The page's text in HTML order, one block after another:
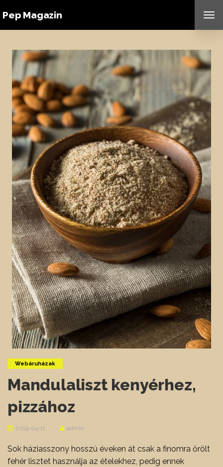
Pep Magazin
Webáruházak
Mandulaliszt kenyérhez,
pizzához
2019-04-11 admin
Sok háziasszony hosszú éveken át csak a finomra őrölt
fehér lisztet használja az ételekhez, pedig ennek